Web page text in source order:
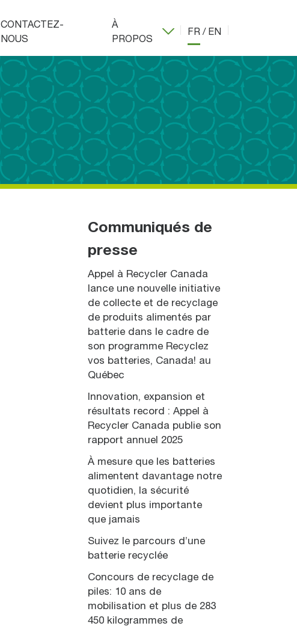
CONTACTEZ-
NOUS
À
PROPOS
FR / EN
Communiqués de
presse
Appel à Recycler Canada
lance une nouvelle initiative
de collecte et de recyclage
de produits alimentés par
batterie dans le cadre de
son programme Recyclez
vos batteries, Canada! au
Québec
Innovation, expansion et
résultats record : Appel à
Recycler Canada publie son
rapport annuel 2025
À mesure que les batteries
alimentent davantage notre
quotidien, la sécurité
devient plus importante
que jamais
Suivez le parcours d’une
batterie recyclée
Concours de recyclage de
piles: 10 ans de
mobilisation et plus de 283
450 kilogrammes de